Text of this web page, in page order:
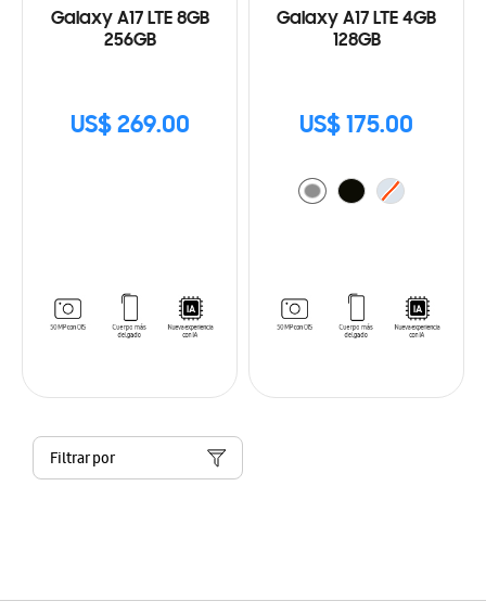
Galaxy A17 LTE 8GB
256GB
US$ 269.00
Galaxy A17 LTE 4GB
128GB
US$ 175.00
Filtrar por